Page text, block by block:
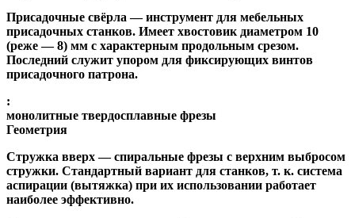
Присадочные свёрла — инструмент для мебельных
присадочных станков. Имеет хвостовик диаметром 10
(реже — 8) мм с характерным продольным срезом.
Последний служит упором для фиксирующих винтов
присадочного патрона.
:
монолитные твердосплавные фрезы
Геометрия
Стружка вверх— спиральные фрезы с верхним выбросом
стружки. Стандартный вариант для станков, т. к. система
аспирации (вытяжка) при их использовании работает
наиболее эффективно.